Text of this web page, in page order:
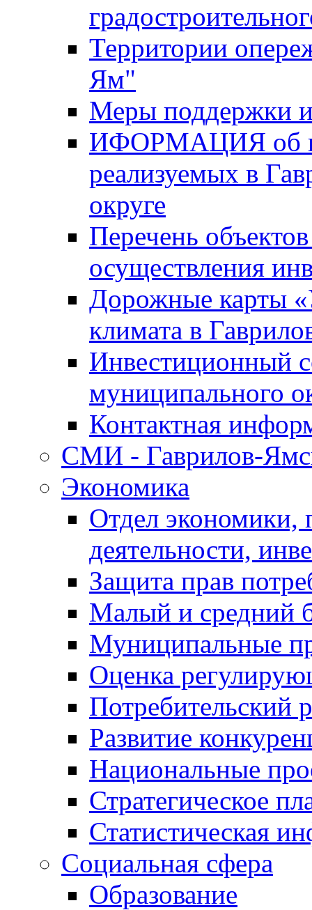
Территории
Ям"
Меры поддержки
ИФОРМАЦИЯ об
реализуемых в
округе
Перечень
осуществления
Дорожные карты
климата в
Инвестиционный
муниципального
Контактная
СМИ - Гаврилов-
Экономика
Отдел экономики,
деятельности,
Защита прав
Малый и средний
Муниципальные
Оценка
Потребительский
Развитие
Национальные
Стратегическое
Статистическая
Социальная сфера
Образование